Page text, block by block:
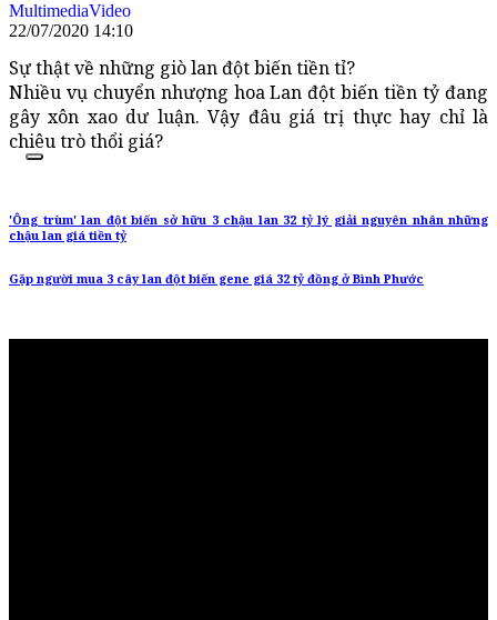
MultimediaVideo
22/07/2020 14:10
Sự thật về những giò lan đột biến tiền tỉ?
Nhiều vụ chuyển nhượng hoa Lan đột biến tiền tỷ đang
gây xôn xao dư luận. Vậy đâu giá trị thực hay chỉ là
chiêu trò thổi giá?
'Ông trùm' lan đột biến sở hữu 3 chậu lan 32 tỷ lý giải nguyên nhân những
chậu lan giá tiền tỷ
Gặp người mua 3 cây lan đột biến gene giá 32 tỷ đồng ở Bình Phước